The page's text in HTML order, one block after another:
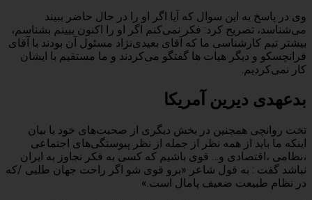
وی در پاسخ به این سوال که آیا اگر او را در حال حاضر ببیند
می‌شناسد، تصریح کرد: فکر نمی‌کنم اگر او را اکنون ببینم بشناسم،
بیشتر تیم کارشناسی ما که آقای بعیدی‌نژاد مسئول آن بودند با آقای
فرانچسکو و دیگر هیات ها گفتگو می‌کردند و ما مستقیم با ایشان
کار نمی‌کردیم.
بدعهدی دیرین آمریکا
تخت روانچی همچنین در بخش دیگری از صحبت‌های خود با بیان
اینکه ما باید از همه نظر از جمله از نظر پیوستگی‌های اجتماعی
،نظامی ،اقتصادی و… قوی باشیم که کسی به فکر تجاوز به ایران
نباشد گفت : به قول شاعر «برو قوی شو اگر راحت جهان طلبی /که
در نظام طبیعت ضعیف پامال است.»